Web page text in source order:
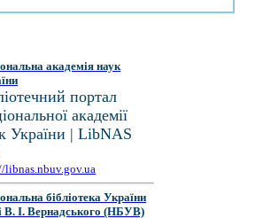
академія наук
портал
академії
України | LibNAS
libnas.nbuv.gov.ua
бібліотека України
В. І. Вернадського (НБУВ)